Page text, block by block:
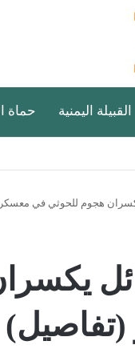
القبيلة اليمنية حماة
هجوم للحوثي في